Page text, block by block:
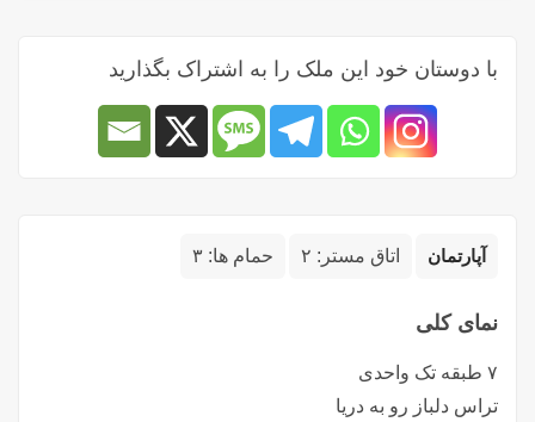
آپارتمان اتاق مستر: ۲ حمام ها: ۳
نمای کلی
۷ طبقه تک واحدی
تراس دلباز رو به دریا
با دوستان خود این ملک را به اشتراک بگذارید